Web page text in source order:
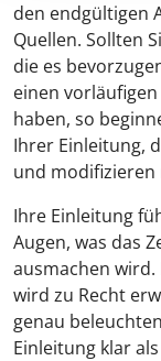
den endgültigen
Quellen. Sollten
die es
einen
haben, so
Ihrer Einleitung,
und modifizieren
Ihre Einleitung
Augen, was das
ausmachen
wird zu Recht
genau
Einleitung klar